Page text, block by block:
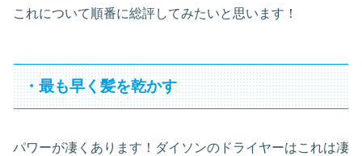
これについて順番に総評してみたいと思います！
・最も早く髪を乾かす
パワーが凄くあります！ダイソンのドライヤーはこれは凄